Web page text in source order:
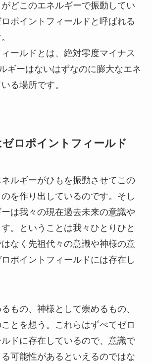
どこのエネルギーで振動してい
ポイントフィールドと呼ばれる
ールドとは、絶対零度マイナス
ギーはないはずなのに膨大なエネ
る場所です。
ロポイントフィールド
ルギーがひもを振動させてこの
を作り出しているのです。そし
は我々の現在過去未来の意識や
。ということは我々ひとりひと
なく先祖代々の意識や神様の意
ポイントフィールドには存在し
もの、神様として崇めるもの、
とを想う。これらはずべてゼロ
ドに存在しているので、意識で
可能性があるといえるのではな